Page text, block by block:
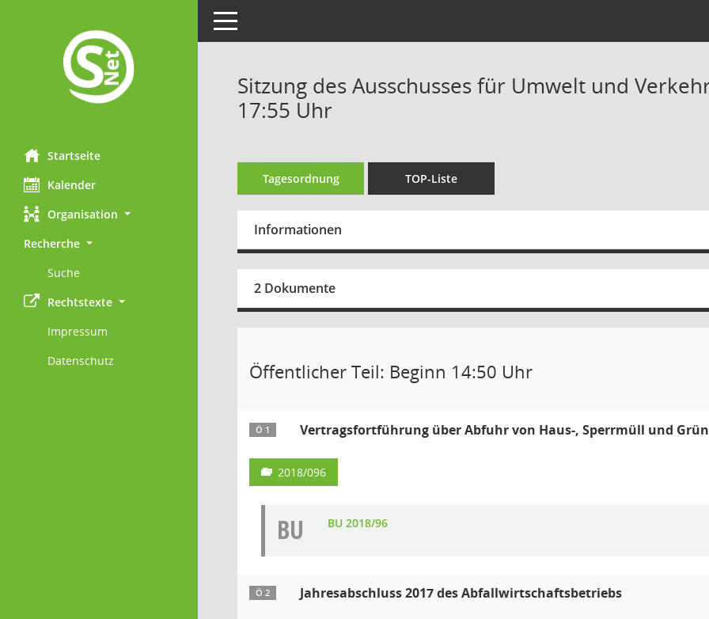
Startseite
Kalender
Organisation
Recherche
Suche
Rechtstexte
Impressum
Datenschutz
Toggle navigation
Sitzung des Ausschusses für Umwelt und
17:55 Uhr
Tagesordnung TOP-Liste
Informationen
2 Dokumente
Öffentlicher Teil: Beginn 14:50 Uhr
Ö 1 Vertragsfortführung über Abfuhr von Haus-, Sperrmüll und
2018/096
BU BU 2018/96
Ö 2 Jahresabschluss 2017 des Abfallwirtschaftsbetriebs